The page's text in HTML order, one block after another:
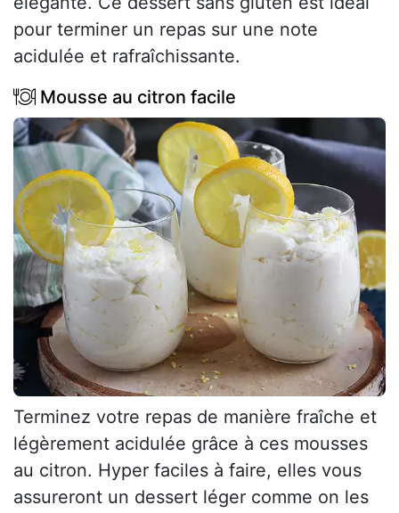
pour terminer un repas sur une note
acidulée et rafraîchissante.
Mousse au citron facile
Terminez votre repas de manière fraîche et
légèrement acidulée grâce à ces mousses
au citron. Hyper faciles à faire, elles vous
assureront un dessert léger comme on les